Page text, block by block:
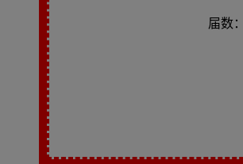
届数